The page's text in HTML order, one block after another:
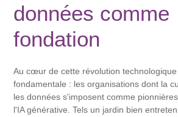
données comme
fondation
Au cœur de cette révolution
fondamentale : les organisations dont la
les données s'imposent comme
l'IA générative. Tels un jardin bien